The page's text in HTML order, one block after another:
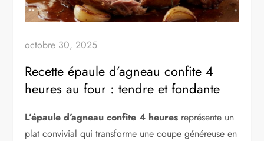
octobre 30, 2025
Recette épaule d’agneau confite 4
heures au four : tendre et fondante
L’épaule d’agneau confite 4 heures représente un
plat convivial qui transforme une coupe généreuse en